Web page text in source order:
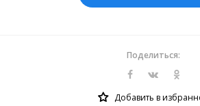
Поделиться:
Добавить в